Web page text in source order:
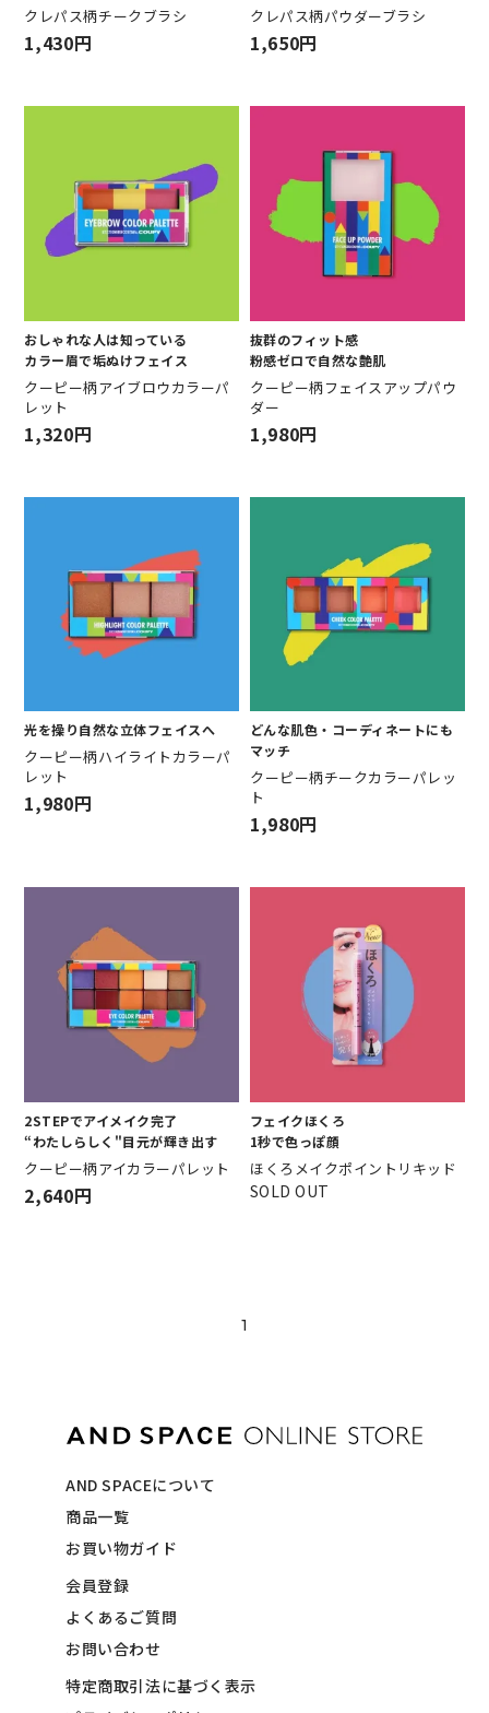
クレパス柄チークブラシ
1,430円
クレパス柄パウダーブラシ
1,650円
おしゃれな人は知っている
カラー眉で垢ぬけフェイス
クーピー柄アイブロウカラーパ
レット
1,320円
抜群のフィット感
粉感ゼロで自然な艶肌
クーピー柄フェイスアップパウ
ダー
1,980円
光を操り自然な立体フェイスへ
クーピー柄ハイライトカラーパ
レット
1,980円
どんな肌色・コーディネートにも
マッチ
クーピー柄チークカラーパレッ
ト
1,980円
2STEPでアイメイク完了
“わたしらしく"目元が輝き出す
クーピー柄アイカラーパレット
2,640円
フェイクほくろ
1秒で色っぽ顔
ほくろメイクポイントリキッド
SOLD OUT
1
AND SPACEについて
商品一覧
お買い物ガイド
会員登録
よくあるご質問
お問い合わせ
特定商取引法に基づく表示